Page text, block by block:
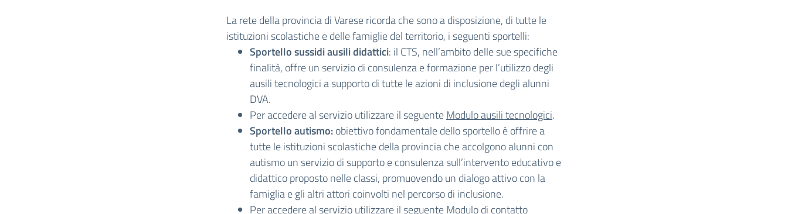
La rete della provincia di Varese ricorda che sono a disposizione, di tutte le
istituzioni scolastiche e delle famiglie del territorio, i seguenti sportelli:
Sportello sussidi ausili didattici: il CTS, nell’ambito delle sue specifiche
finalità, offre un servizio di consulenza e formazione per l’utilizzo degli
ausili tecnologici a supporto di tutte le azioni di inclusione degli alunni
DVA.
Per accedere al servizio utilizzare il seguenteModulo ausili tecnologici.
Sportello autismo:obiettivo fondamentale dello sportello è offrire a
tutte le istituzioni scolastiche della provincia che accolgono alunni con
autismo un servizio di supporto e consulenza sull’intervento educativo e
didattico proposto nelle classi, promuovendo un dialogo attivo con la
famiglia e gli altri attori coinvolti nel percorso di inclusione.
Per accedere al servizio utilizzare il seguenteModulo di contatto